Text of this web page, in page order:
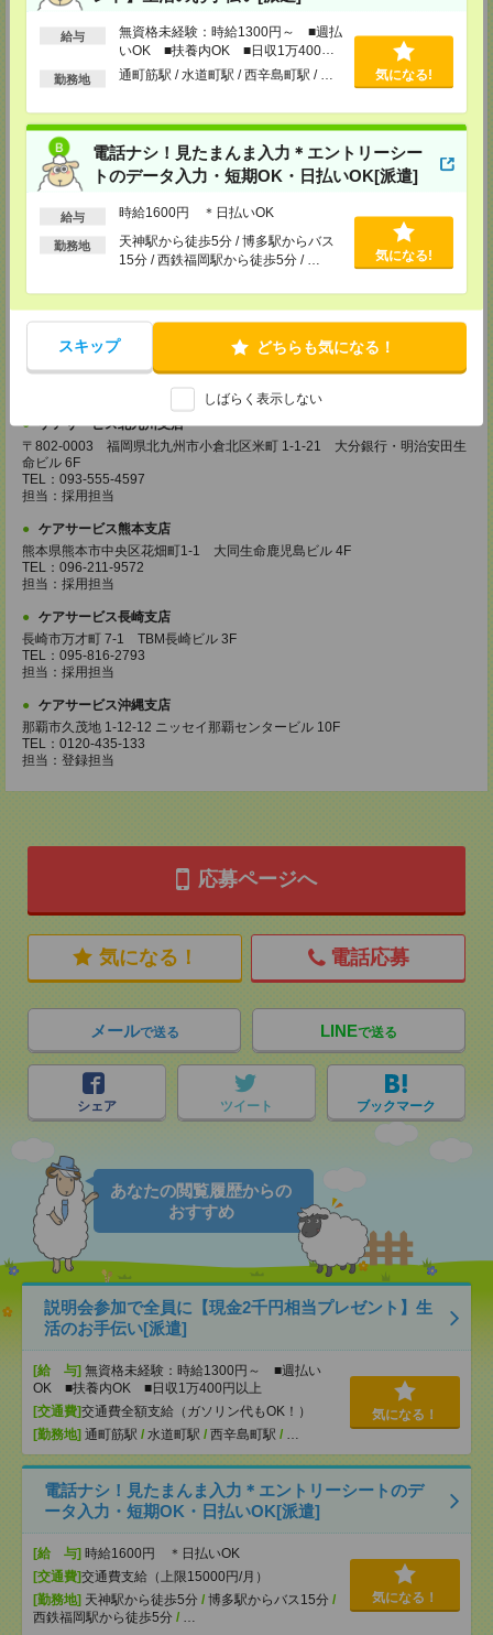
給与
無資格未経験：時給1300円～ ■週払
いOK ■扶養内OK ■日収1万400円
以上
勤務地 通町筋駅 / 水道町駅 / 西辛島町駅 / … 気になる!
電話ナシ！見たまんま入力＊エントリーシー
トのデータ入力・短期OK・日払いOK[派遣]
給与 時給1600円 ＊日払いOK
勤務地
天神駅から徒歩5分 / 博多駅からバス
15分 / 西鉄福岡駅から徒歩5分 / …
気になる!
スキップ どちらも気になる！
しばらく表示しない
【電話登録】
弊社HPよりマイページ作成をお願いします
電話での登録の際に、マイページ作成をいただいた旨をお伝えください。
所要時間
【電話登録】30分程度
・経験やご希望などをインタビュー
・お仕事のご紹介など
登録場所
ケアサービス鹿児島支店
〒892-0846
鹿児島市加治屋町 15-9 大同生命鹿児島ビル 9F
TEL：099-239-1070
ケアサービス福岡支店
〒812-0024 福岡県福岡市博多区綱場町4-11 パシフィックコート博
多 3F（25.3.17～）
TEL：092-517-3686
ケアサービス北九州支店
〒802-0003 福岡県北九州市小倉北区米町 1-1-21 大分銀行・明治安田生
命ビル 6F
TEL：093-555-4597
担当：採用担当
ケアサービス熊本支店
熊本県熊本市中央区花畑町1-1 大同生命鹿児島ビル 4F
TEL：096-211-9572
担当：採用担当
ケアサービス長崎支店
長崎市万才町 7-1 TBM長崎ビル 3F
TEL：095-816-2793
担当：採用担当
ケアサービス沖縄支店
那覇市久茂地 1-12-12 ニッセイ那覇センタービル 10F
TEL：0120-435-133
担当：登録担当
応募ページへ
気になる！ 電話応募
メールで送る LINEで送る
シェア ツイート ブックマーク
あなたの閲覧履歴からの
おすすめ
説明会参加で全員に【現金2千円相当プレゼント】生
活のお手伝い[派遣]
[給 与] 無資格未経験：時給1300円～ ■週払い
OK ■扶養内OK ■日収1万400円以上
[交通費]交通費全額支給（ガソリン代もOK！）
[勤務地] 通町筋駅 / 水道町駅 / 西辛島町駅 / …
気になる！
電話ナシ！見たまんま入力＊エントリーシートのデ
ータ入力・短期OK・日払いOK[派遣]
[給 与] 時給1600円 ＊日払いOK
[交通費]交通費支給（上限15000円/月）
[勤務地] 天神駅から徒歩5分 / 博多駅からバス15分 /
西鉄福岡駅から徒歩5分 / …
気になる！